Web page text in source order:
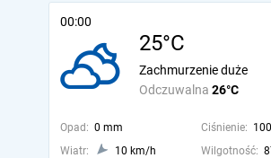
00:00
25°C
Odczuwalna 26°C
Zachmurzenie duże
Opad: 0 mm Ciśnienie:
Wiatr:
10 km/h Wilgotność: